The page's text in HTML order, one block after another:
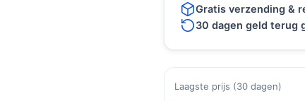
Gratis verzending &
30 dagen geld terug
Laagste prijs (30 dagen)